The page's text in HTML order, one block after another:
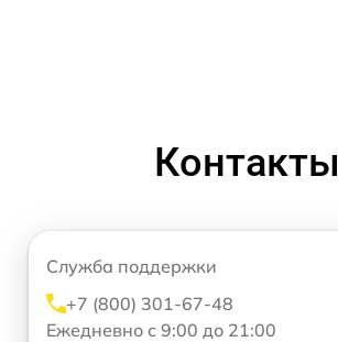
Контакты
Служба поддержки
+7 (800) 301-67-48
Ежедневно с 9:00 до 21:00